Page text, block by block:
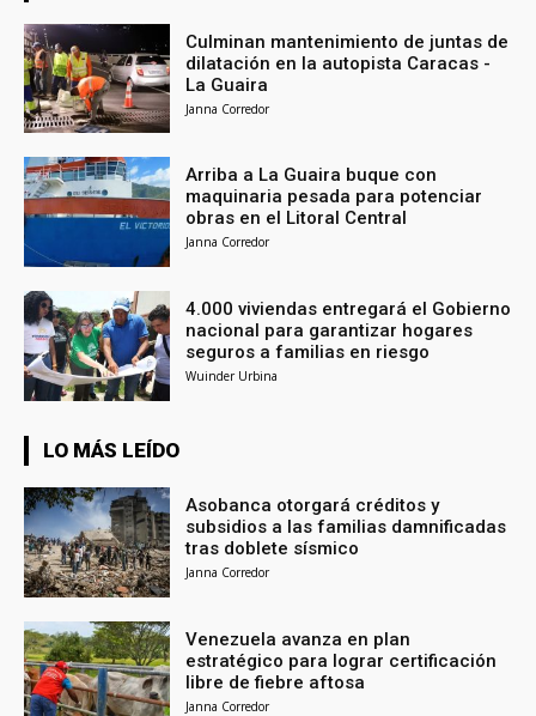
Culminan mantenimiento de juntas de
dilatación en la autopista Caracas -
La Guaira
Janna Corredor
Arriba a La Guaira buque con
maquinaria pesada para potenciar
obras en el Litoral Central
Janna Corredor
4.000 viviendas entregará el Gobierno
nacional para garantizar hogares
seguros a familias en riesgo
Wuinder Urbina
LO MÁS LEÍDO
Asobanca otorgará créditos y
subsidios a las familias damnificadas
tras doblete sísmico
Janna Corredor
Venezuela avanza en plan
estratégico para lograr certificación
libre de fiebre aftosa
Janna Corredor